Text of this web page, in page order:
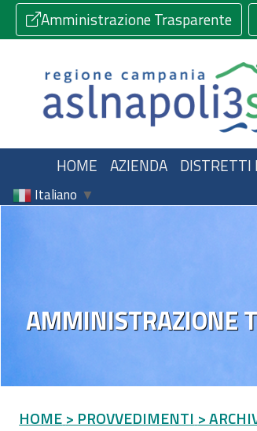
Amministrazione Trasparente
HOME AZIENDA DISTRETTI
Italiano ▼
AMMINISTRAZIONE
HOME > PROVVEDIMENTI >